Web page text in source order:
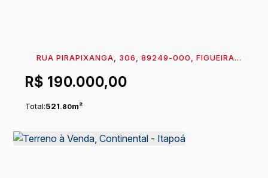
R$ 190.000,00
RUA PIRAPIXANGA, 306, 89249-000, FIGUEIRA
Total:521.80m²